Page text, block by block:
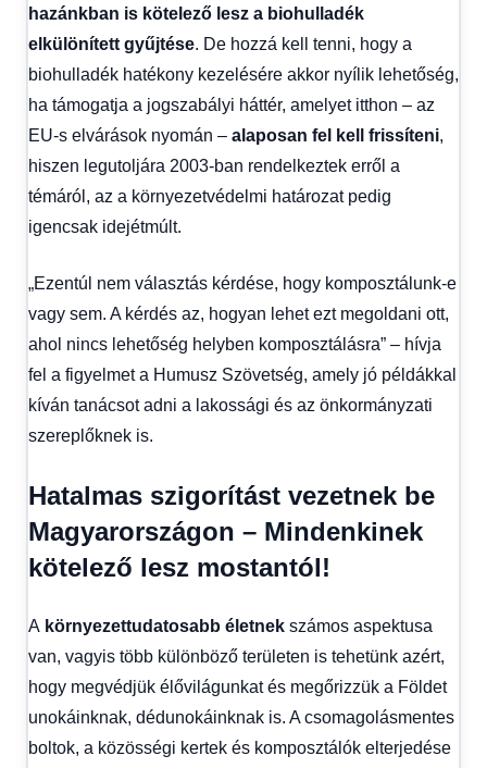
hazánkban is kötelező lesz a biohulladék
elkülönített gyűjtése. De hozzá kell tenni, hogy a
biohulladék hatékony kezelésére akkor nyílik lehetőség,
ha támogatja a jogszabályi háttér, amelyet itthon – az
EU-s elvárások nyomán – alaposan fel kell frissíteni,
hiszen legutoljára 2003-ban rendelkeztek erről a
témáról, az a környezetvédelmi határozat pedig
igencsak idejétmúlt.
„Ezentúl nem választás kérdése, hogy komposztálunk-e
vagy sem. A kérdés az, hogyan lehet ezt megoldani ott,
ahol nincs lehetőség helyben komposztálásra” – hívja
fel a figyelmet a Humusz Szövetség, amely jó példákkal
kíván tanácsot adni a lakossági és az önkormányzati
szereplőknek is.
Hatalmas szigorítást vezetnek be
Magyarországon – Mindenkinek
kötelező lesz mostantól!
A környezettudatosabb életnek számos aspektusa
van, vagyis több különböző területen is tehetünk azért,
hogy megvédjük élővilágunkat és megőrizzük a Földet
unokáinknak, dédunokáinknak is. A csomagolásmentes
boltok, a közösségi kertek és komposztálók elterjedése